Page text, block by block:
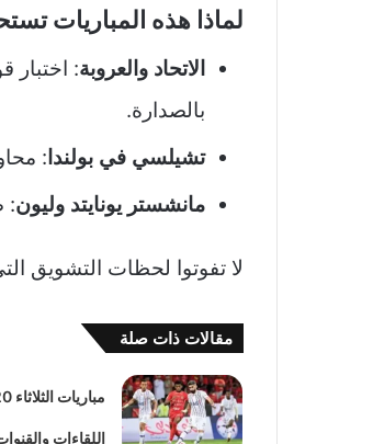
لماذا هذه المباريات
الاتحاد والعروبة: اختبار
بالصدارة.
تشيلسي في بولندا:
مانشستر يونايتد وليون:
لا تفوتوا لحظات التشويق
مقالات ذات صلة
اللقاءات